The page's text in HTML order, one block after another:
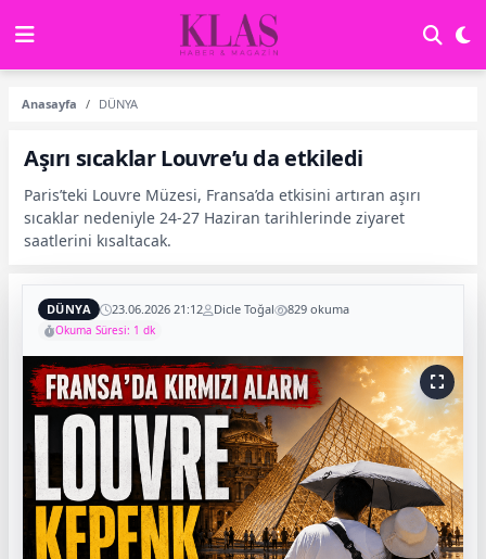
Anasayfa DÜNYA
Aşırı sıcaklar Louvre’u da etkiledi
Paris’teki Louvre Müzesi, Fransa’da etkisini artıran aşırı
sıcaklar nedeniyle 24-27 Haziran tarihlerinde ziyaret
saatlerini kısaltacak.
DÜNYA 23.06.2026 21:12 Dicle Toğal 829 okuma
Okuma Süresi: 1 dk